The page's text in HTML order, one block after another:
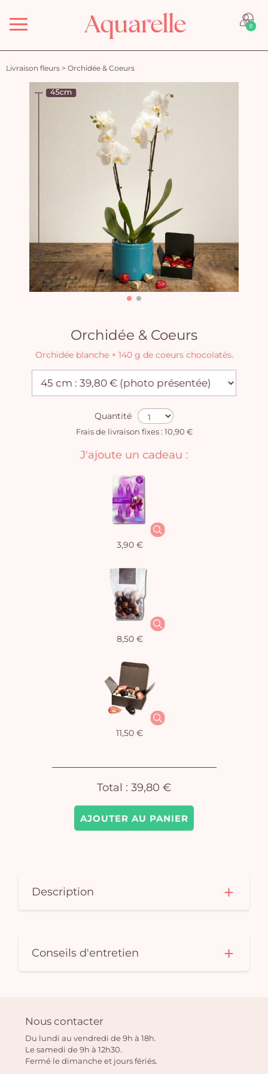
Menu 0
Livraison fleurs > Orchidée & Coeurs
Orchidée & Coeurs
Orchidée blanche + 140 g de coeurs chocolatés.
Quantité
Frais de livraison fixes : 10,90 €
AJOUTER AU PANIER
J'ajoute un cadeau :
3,90 €
8,50 €
11,50 €
Total : 39,80 €
Description
Conseils d'entretien
Nous contacter
Du lundi au vendredi de 9h à 18h.
Le samedi de 9h à 12h30.
Fermé le dimanche et jours fériés.